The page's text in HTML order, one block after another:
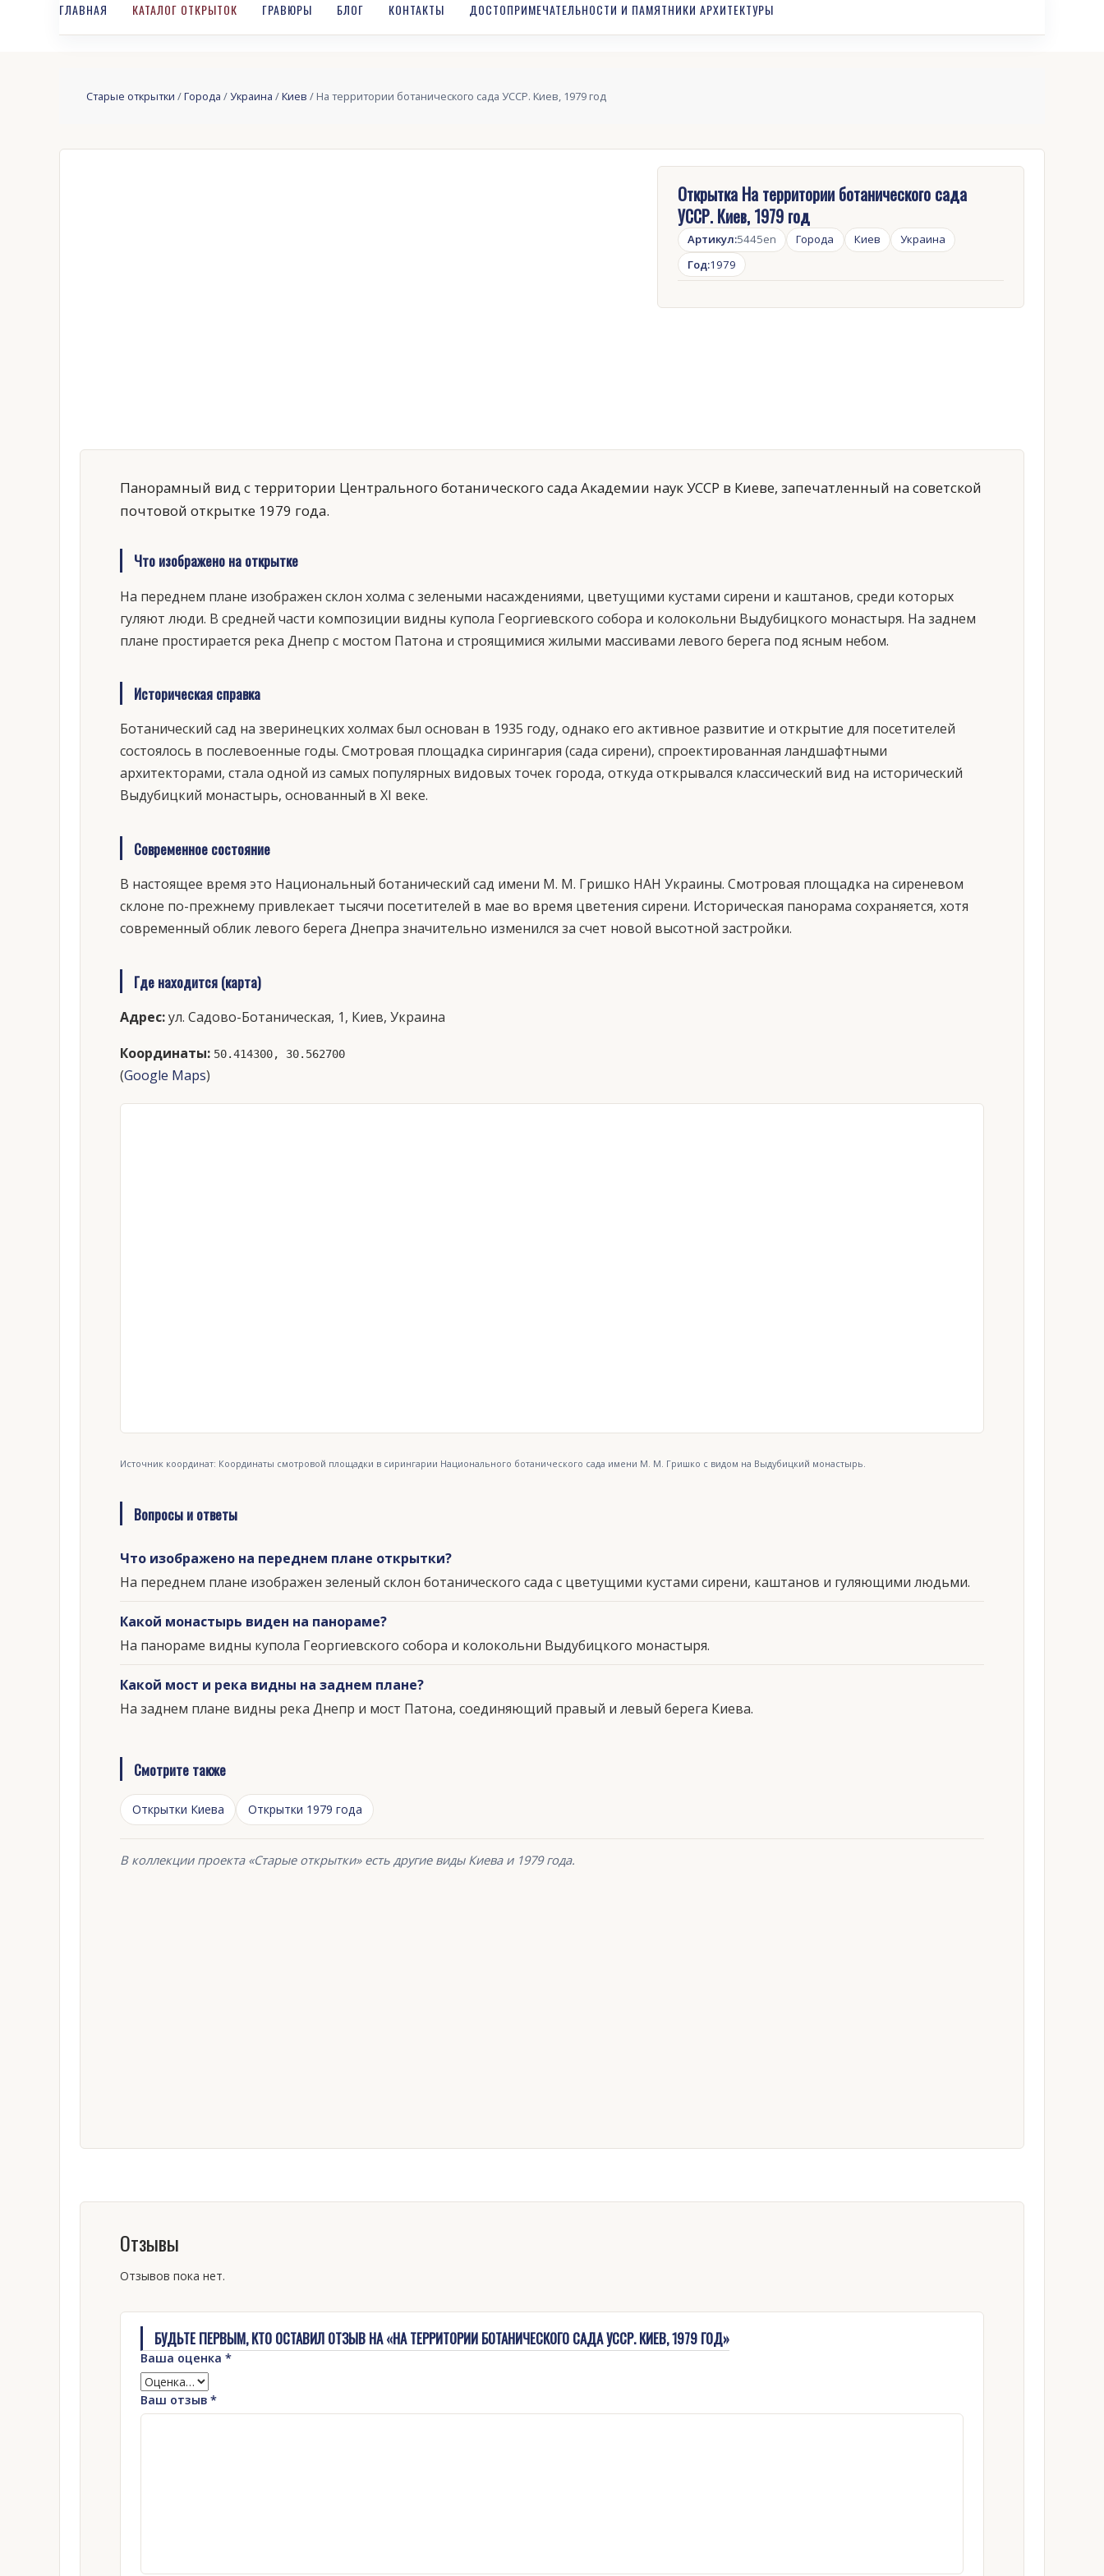
ГЛАВНАЯ КАТАЛОГ ОТКРЫТОК ГРАВЮРЫ БЛОГ КОНТАКТЫ ДОСТОПРИМЕЧАТЕЛЬНОСТИ И ПАМЯТНИКИ АРХИТЕКТУРЫ
Старые открытки /Города /Украина /Киев / На территории ботанического сада УССР. Киев, 1979 год
Открытка На территории ботанического сада
УССР. Киев, 1979 год
Артикул:5445en Города Киев
Украина
Год:1979
Панорамный вид с территории Центрального ботанического сада Академии наук УССР в Киеве, запечатленный на советской
почтовой открытке 1979 года.
Что изображено на открытке
На переднем плане изображен склон холма с зелеными насаждениями, цветущими кустами сирени и каштанов, среди которых
гуляют люди. В средней части композиции видны купола Георгиевского собора и колокольни Выдубицкого монастыря. На заднем
плане простирается река Днепр с мостом Патона и строящимися жилыми массивами левого берега под ясным небом.
Историческая справка
Ботанический сад на зверинецких холмах был основан в 1935 году, однако его активное развитие и открытие для посетителей
состоялось в послевоенные годы. Смотровая площадка сирингария (сада сирени), спроектированная ландшафтными
архитекторами, стала одной из самых популярных видовых точек города, откуда открывался классический вид на исторический
Выдубицкий монастырь, основанный в XI веке.
Современное состояние
В настоящее время это Национальный ботанический сад имени М. М. Гришко НАН Украины. Смотровая площадка на сиреневом
склоне по-прежнему привлекает тысячи посетителей в мае во время цветения сирени. Историческая панорама сохраняется, хотя
современный облик левого берега Днепра значительно изменился за счет новой высотной застройки.
Где находится (карта)
Адрес:ул. Садово-Ботаническая, 1, Киев, Украина
Координаты: 50.414300, 30.562700
(Google Maps)
Источник координат: Координаты смотровой площадки в сирингарии Национального ботанического сада имени М. М. Гришко с видом на Выдубицкий монастырь.
Вопросы и ответы
Что изображено на переднем плане открытки?
На переднем плане изображен зеленый склон ботанического сада с цветущими кустами сирени, каштанов и гуляющими людьми.
Какой монастырь виден на панораме?
На панораме видны купола Георгиевского собора и колокольни Выдубицкого монастыря.
Какой мост и река видны на заднем плане?
На заднем плане видны река Днепр и мост Патона, соединяющий правый и левый берега Киева.
Смотрите также
Открытки Киева Открытки 1979 года
В коллекции проекта «Старые открытки» есть другие виды Киева и 1979 года.
Отзывы
Отзывов пока нет.
БУДЬТЕ ПЕРВЫМ, КТО ОСТАВИЛ ОТЗЫВ НА «НА ТЕРРИТОРИИ БОТАНИЧЕСКОГО САДА УССР. КИЕВ, 1979 ГОД»
Ваша оценка *
Ваш отзыв *